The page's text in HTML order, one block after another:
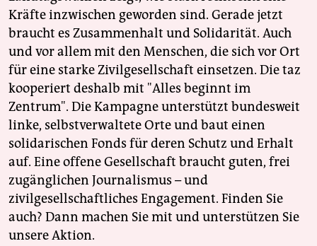
Kräfte inzwischen geworden sind. Gerade jetzt
braucht es Zusammenhalt und Solidarität. Auch
und vor allem mit den Menschen, die sich vor Ort
für eine starke Zivilgesellschaft einsetzen. Die taz
kooperiert deshalb mit "Alles beginnt im
Zentrum". Die Kampagne unterstützt bundesweit
linke, selbstverwaltete Orte und baut einen
solidarischen Fonds für deren Schutz und Erhalt
auf. Eine offene Gesellschaft braucht guten, frei
zugänglichen Journalismus – und
zivilgesellschaftliches Engagement. Finden Sie
auch? Dann machen Sie mit und unterstützen Sie
unsere Aktion.